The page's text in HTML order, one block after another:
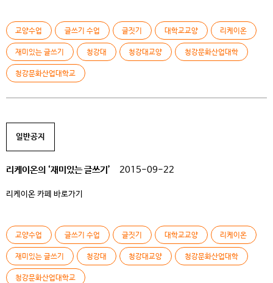
교양수업 글쓰기 수업 글짓기 대학교교양 리케이온
재미있는 글쓰기 청강대 청강대교양 청강문화산업대학
청강문화산업대학교
일반공지
리케이온의 ‘재미있는 글쓰기’ 2015-09-22
리케이온 카페 바로가기
교양수업 글쓰기 수업 글짓기 대학교교양 리케이온
재미있는 글쓰기 청강대 청강대교양 청강문화산업대학
청강문화산업대학교